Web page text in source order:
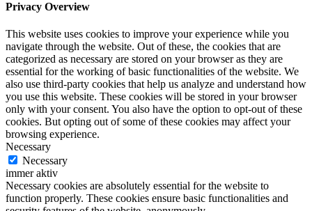
Privacy Overview
This website uses cookies to improve your experience while you
navigate through the website. Out of these, the cookies that are
categorized as necessary are stored on your browser as they are
essential for the working of basic functionalities of the website. We
also use third-party cookies that help us analyze and understand how
you use this website. These cookies will be stored in your browser
only with your consent. You also have the option to opt-out of these
cookies. But opting out of some of these cookies may affect your
browsing experience.
Necessary
Necessary
immer aktiv
Necessary cookies are absolutely essential for the website to
function properly. These cookies ensure basic functionalities and